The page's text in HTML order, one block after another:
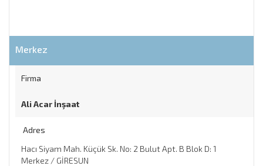
Merkez
Firma
Ali Acar İnşaat
Adres
Hacı Siyam Mah. Küçük Sk. No: 2 Bulut Apt. B Blok D: 1
Merkez / GİRESUN